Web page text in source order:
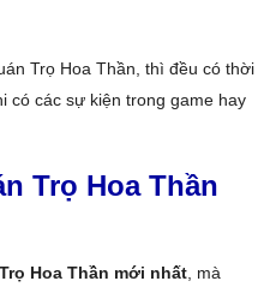
Trọ Hoa Thần, thì đều có thời
có các sự kiện trong game hay
Trọ Hoa Thần
Hoa Thần mới nhất, mà